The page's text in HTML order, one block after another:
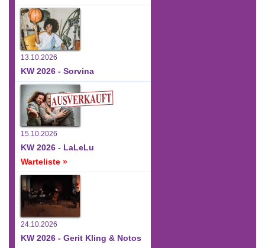
13.10.2026
KW 2026 - Sorvina
15.10.2026
KW 2026 - LaLeLu
Warteliste »
24.10.2026
KW 2026 - Gerit Kling & Notos